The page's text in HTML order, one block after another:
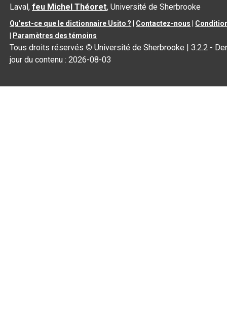
Laval,feu Michel Théoret, Université de Sherbrooke
Qu’est-ce que le dictionnaire Usito ? Contactez-nous
Paramètres des témoins
Tous droits réservés © Université de Sherbrooke |3.2.2 -
jour du contenu :2026-08-03